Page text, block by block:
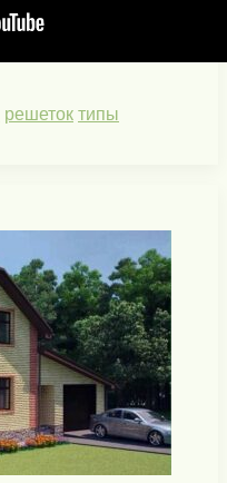
решеток типы